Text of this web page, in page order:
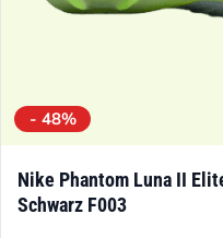
werden
- 48%
Nike Phantom Luna II
Schwarz F003